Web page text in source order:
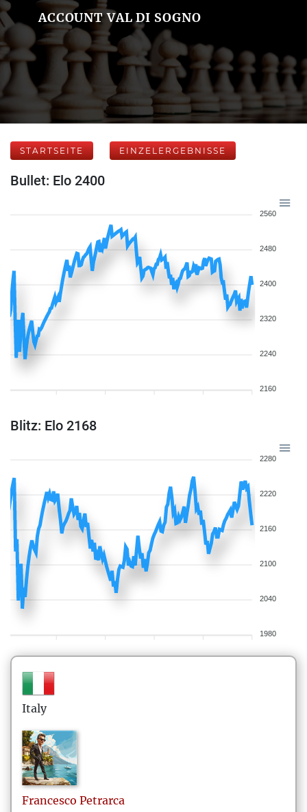
ACCOUNT VAL DI SOGNO
STARTSEITE EINZELERGEBNISSE
Bullet: Elo 2400
2560
2480
2400
2320
2240
2160
Blitz: Elo 2168
2280
2220
2160
2100
2040
1980
Italy
Francesco Petrarca